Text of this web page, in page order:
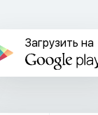
Загрузить на